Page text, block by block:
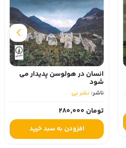
انسان در هولوسن پدیدار می
شود
ناشر: نشر نی
تومان 280,000
افزودن به سبد خرید